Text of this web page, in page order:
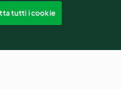
tutti i cookie